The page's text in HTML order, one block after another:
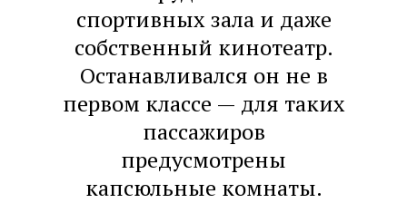
спортивных зала и даже
собственный кинотеатр.
Останавливался он не в
первом классе — для таких
пассажиров
предусмотрены
капсюльные комнаты.